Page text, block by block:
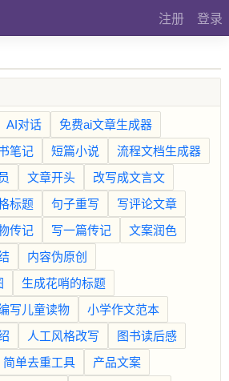
注册 登录
AI对话
免费ai文章生成器
笔记 短篇小说
流程文档生成器
文章开头
改写成文言文
标题 句子重写
写评论文章
传记 写一篇传记
文案润色
内容伪原创
生成花哨的标题
写儿童读物
小学作文范本
人工风格改写
图书读后感
简单去重工具
产品文案